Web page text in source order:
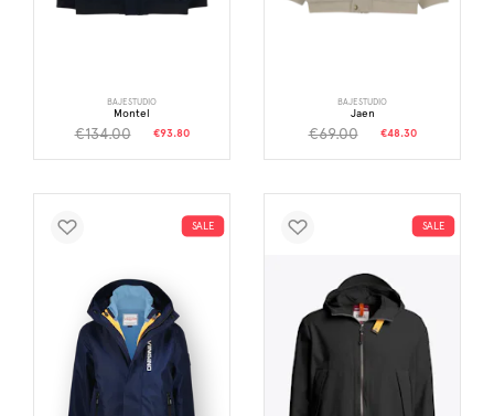
BAJESTUDIO
Montel
€134.00 €93.80
BAJESTUDIO
Jaen
€69.00 €48.30
SALE SALE